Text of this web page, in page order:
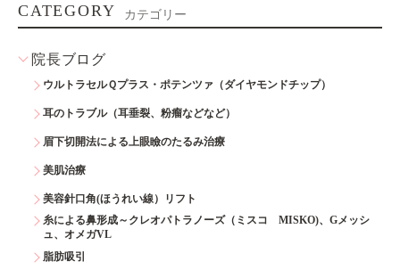
CATEGORY カテゴリー
院長ブログ
ウルトラセルＱプラス・ポテンツァ（ダイヤモンドチップ）
耳のトラブル（耳垂裂、粉瘤などなど）
眉下切開法による上眼瞼のたるみ治療
美肌治療
美容針口角(ほうれい線）リフト
糸による鼻形成～クレオパトラノーズ（ミスコ MISKO)、Gメッシ
ュ、オメガVL
脂肪吸引